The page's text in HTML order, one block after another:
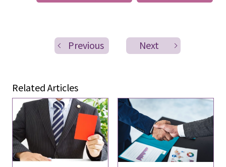
Previous Next
Related Articles